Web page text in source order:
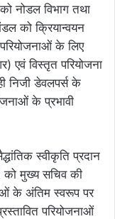
नोडल विभाग तथा
को क्रियान्वयन
के लिए
एवं विस्तृत परियोजना
निजी डेवलपर्स के
के प्रभावी
स्वीकृति प्रदान
मुख्य सचिव की
के अंतिम स्वरूप पर
परियोजनाओं